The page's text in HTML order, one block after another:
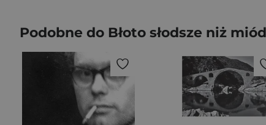
Podobne do Błoto słodsze niż